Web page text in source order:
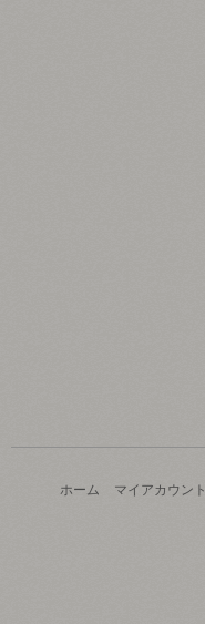
ホーム マイアカウント